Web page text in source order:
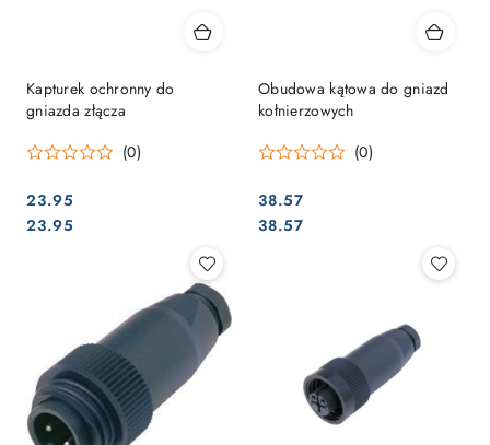
Kapturek ochronny do
gniazda złącza
(0)
Cena:
23.95
Cena:
23.95
Obudowa kątowa do gniazd
kołnierzowych
(0)
Cena:
38.57
Cena:
38.57